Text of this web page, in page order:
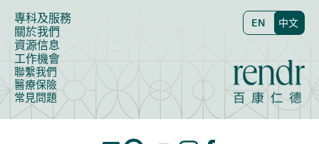
專科及服務
關於我們
資源信息
工作機會
聯繫我們
醫療保險
常見問題
EN 中文